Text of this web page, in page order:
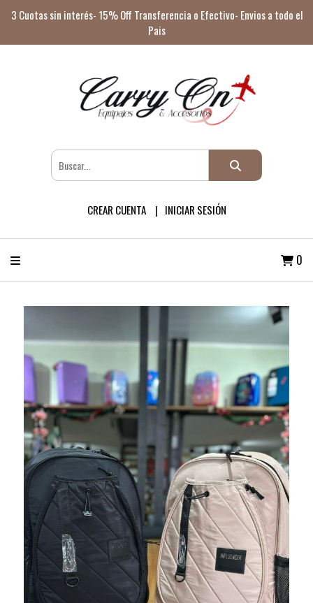
3 Cuotas sin interés- 15% Off Transferencia o Efectivo- Envios a todo el
Pais
CREAR CUENTA INICIAR SESIÓN
0